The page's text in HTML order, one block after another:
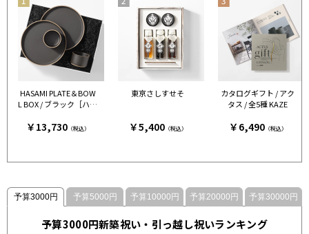
HASAMI PLATE＆BOW
L BOX / ブラック［ハサ
￥13,730（税込）
東京さしすせそ
￥5,400（税込）
カタログギフト / アク
タス / 全5種 KAZE
￥6,490（税込）
予算3000円 予算5000円 予算10000円 予算20000円 予算30000円
予算3000円新築祝い・引っ越し祝いランキング